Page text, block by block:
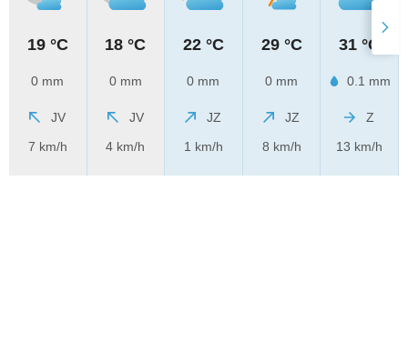
19 °C
0 mm
JV
7 km/h
18 °C
0 mm
JV
4 km/h
22 °C
0 mm
JZ
1 km/h
29 °C
0 mm
JZ
8 km/h
31 °C
0.1 mm
Z
13 km/h